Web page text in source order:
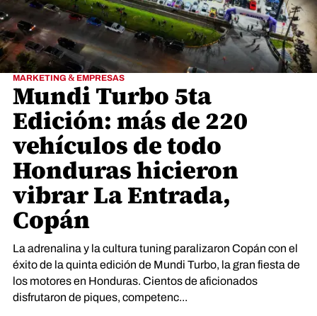
MARKETING & EMPRESAS
Mundi Turbo 5ta
Edición: más de 220
vehículos de todo
Honduras hicieron
vibrar La Entrada,
Copán
La adrenalina y la cultura tuning paralizaron Copán con el
éxito de la quinta edición de Mundi Turbo, la gran fiesta de
los motores en Honduras. Cientos de aficionados
disfrutaron de piques, competenc...